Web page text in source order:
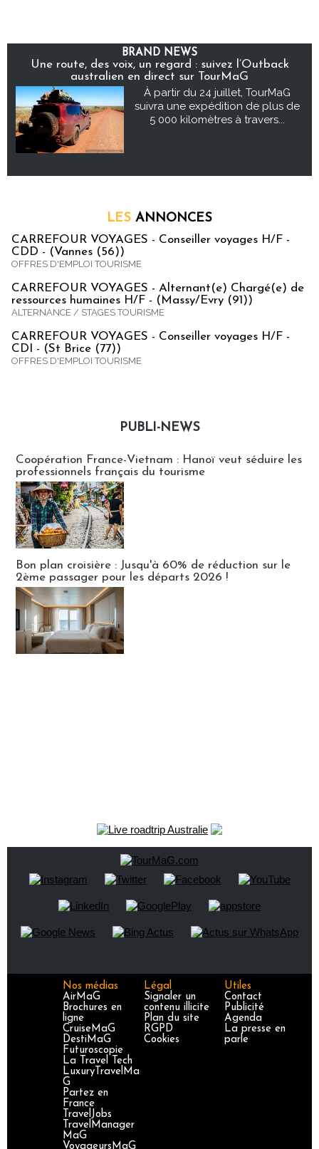
BRAND NEWS
Une route, des voix, un regard : suivez l’Outback
australien en direct sur TourMaG
À partir du 24 juillet, TourMaG
suivra une expédition de plus de
5 000 kilomètres à travers...
LES ANNONCES
CARREFOUR VOYAGES - Conseiller voyages H/F -
CDD - (Vannes (56))
OFFRES D'EMPLOI TOURISME
CARREFOUR VOYAGES - Alternant(e) Chargé(e) de
ressources humaines H/F - (Massy/Evry (91))
ALTERNANCE / STAGES TOURISME
CARREFOUR VOYAGES - Conseiller voyages H/F -
CDI - (St Brice (77))
OFFRES D'EMPLOI TOURISME
PUBLI-NEWS
Coopération France-Vietnam : Hanoï veut séduire les
professionnels français du tourisme
Bon plan croisière : Jusqu'à 60% de réduction sur le
2ème passager pour les départs 2026 !
Nos médias
AirMaG
Brochures en
ligne
CruiseMaG
DestiMaG
Futuroscopie
La Travel Tech
LuxuryTravelMa
G
Partez en
France
TravelJobs
TravelManager
MaG
VoyageursMaG
Légal
Signaler un
contenu illicite
Plan du site
RGPD
Cookies
Utiles
Contact
Publicité
Agenda
La presse en
parle